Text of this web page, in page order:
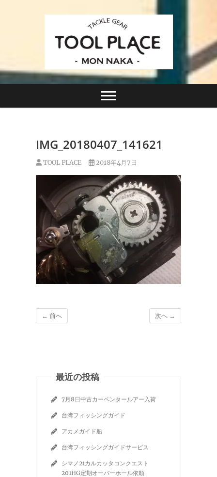
TACKLE GEAR
TOOL PLACE ツー
小さなルアーフィッシングショップ「ツールプレイ
ス」が門前仲町に近日オープン！
IMG_20180407_141621
TOOL PLACE 2018年4月7日
← 前へ 次へ →
最近の投稿
7月8日中古カーペンタールアー入荷
台湾フィッシングガイド
アカメガイド船
台湾フィッシングガイドサービス
シマノ21カルカッタコンクエスト
201HG定期オーバーホール依頼